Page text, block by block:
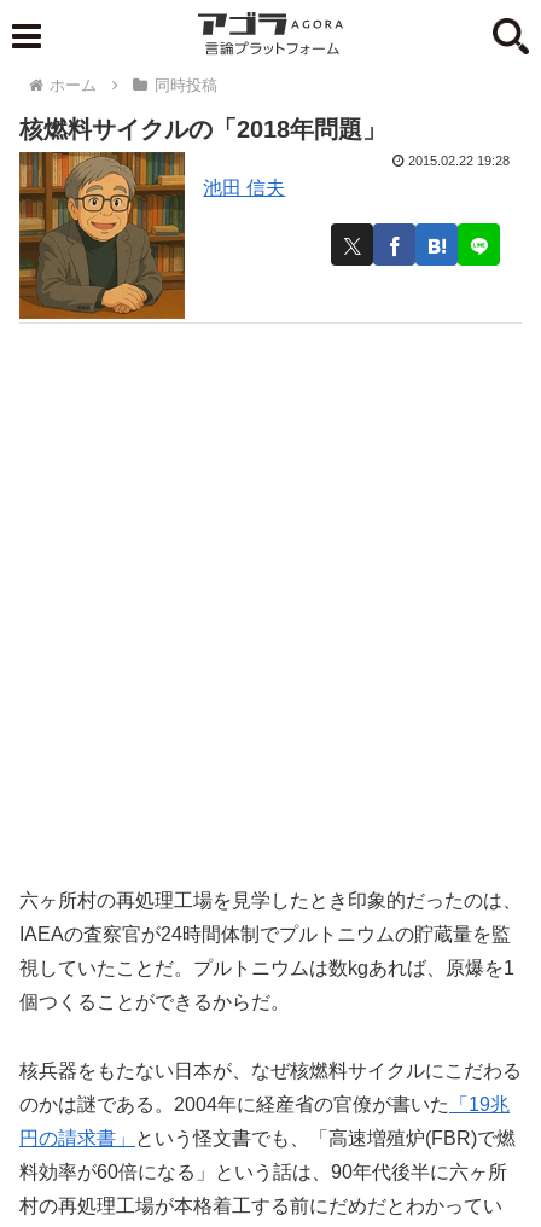
ホーム 同時投稿
核燃料サイクルの「2018年問題」
池田 信夫
2015.02.22 19:28
六ヶ所村の再処理工場を見学したとき印象的だったのは、
IAEAの査察官が24時間体制でプルトニウムの貯蔵量を監
視していたことだ。プルトニウムは数kgあれば、原爆を1
個つくることができるからだ。
核兵器をもたない日本が、なぜ核燃料サイクルにこだわる
のかは謎である。2004年に経産省の官僚が書いた
「19兆
円の請求書」
という怪文書でも、「高速増殖炉(FBR)で燃
料効率が60倍になる」という話は、90年代後半に六ヶ所
村の再処理工場が本格着工する前にだめだとわかってい